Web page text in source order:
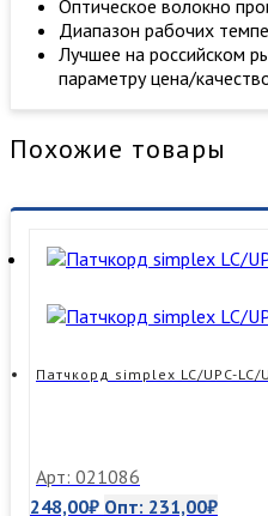
Оптическое волокно
Диапазон рабочих
Лучшее на российском
параметру цена/
Похожие товары
Патчкорд simplex LC/UPC-LC/
Арт: 021086
248,00₽ Опт: 231,00₽